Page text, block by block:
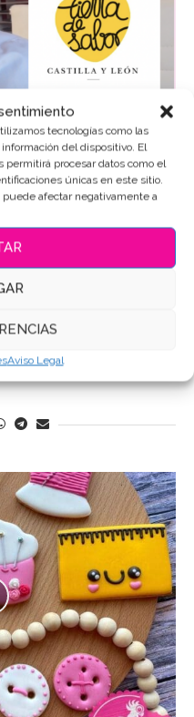
tecnologías como las
del dispositivo. El
procesar datos como el
únicas en este sitio.
afectar negativamente a
Aviso Legal
Postre de Lisa es
ofrecer productos de